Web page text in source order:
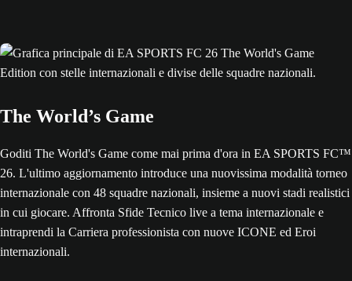
The World’s Game
Goditi The World's Game come mai prima d'ora in EA SPORTS FC™
26. L'ultimo aggiornamento introduce una nuovissima modalità torneo
internazionale con 48 squadre nazionali, insieme a nuovi stadi realistici
in cui giocare. Affronta Sfide Tecnico live a tema internazionale e
intraprendi la Carriera professionista con nuove ICONE ed Eroi
internazionali.